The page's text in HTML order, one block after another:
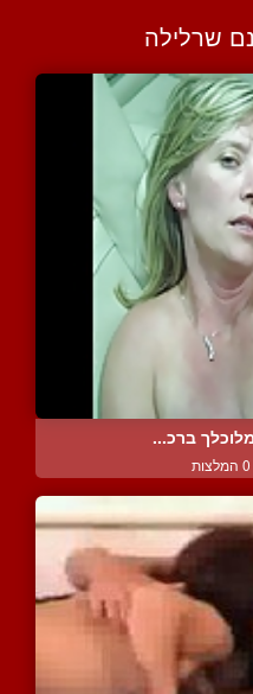
שרלילה
ברכ...
0 המלצות